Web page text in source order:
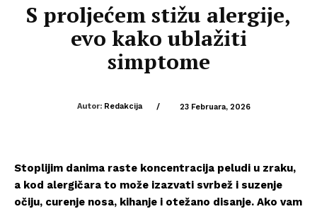
S proljećem stižu alergije,
evo kako ublažiti
simptome
Autor: Redakcija / 23 Februara, 2026
Stoplijim danima raste koncentracija peludi u zraku,
a kod alergičara to može izazvati svrbež i suzenje
očiju, curenje nosa, kihanje i otežano disanje. Ako vam